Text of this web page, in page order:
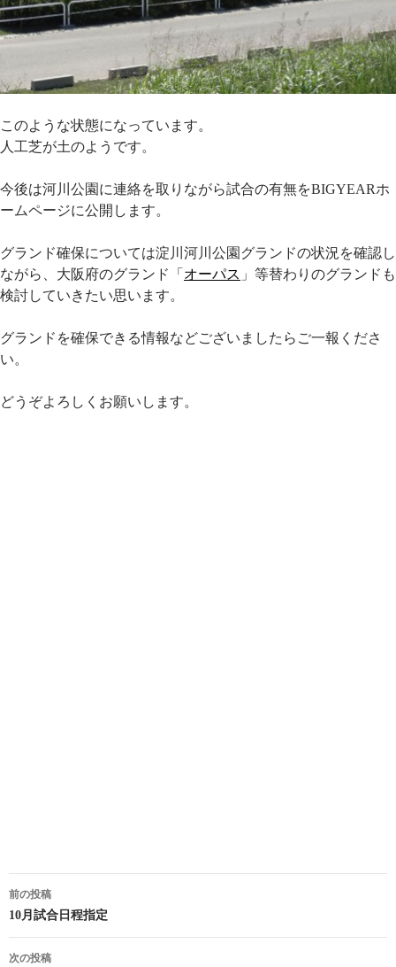
このような状態になっています。
人工芝が土のようです。
今後は河川公園に連絡を取りながら試合の有無をBIGYEARホ
ームページに公開します。
グランド確保については淀川河川公園グランドの状況を確認し
ながら、大阪府のグランド「 オーパス 」等替わりのグランドも
検討していきたい思います。
グランドを確保できる情報などございましたらご一報くださ
い。
どうぞよろしくお願いします。
投
稿
ナ
前の投稿
10月試合日程指定
次の投稿